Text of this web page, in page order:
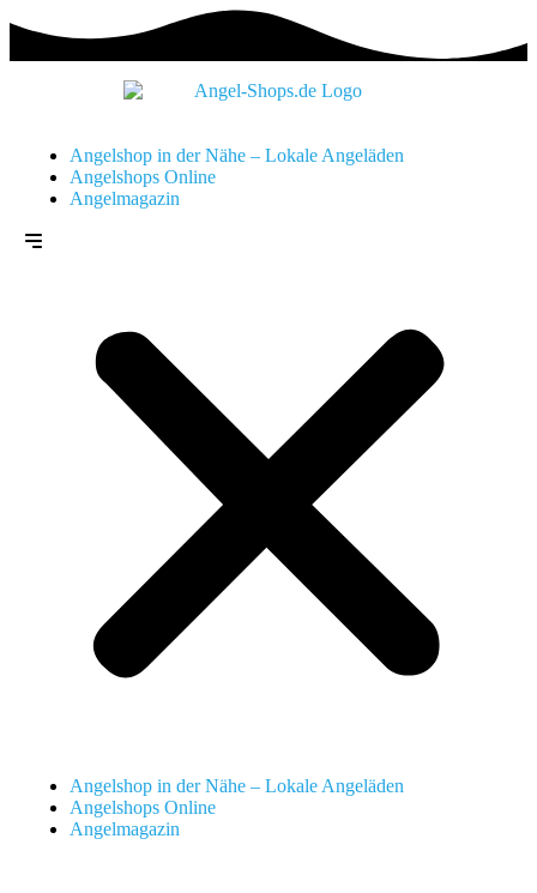
Angelshop in der Nähe – Lokale Angeläden
Angelshops Online
Angelmagazin
Angelshop in der Nähe – Lokale Angeläden
Angelshops Online
Angelmagazin